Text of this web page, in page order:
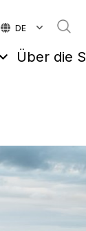
DE
Über die